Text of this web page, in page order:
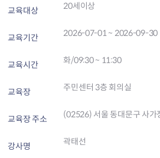
교육대상 20세이상
교육기간 2026-07-01 ~ 2026-09-30
교육시간 화/09:30 ~ 11:30
교육장 주민센터 3층 회의실
교육장 주소 (02526) 서울 동대문구 사
강사명 곽태선